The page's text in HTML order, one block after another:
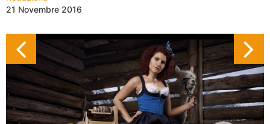
21 Novembre 2016